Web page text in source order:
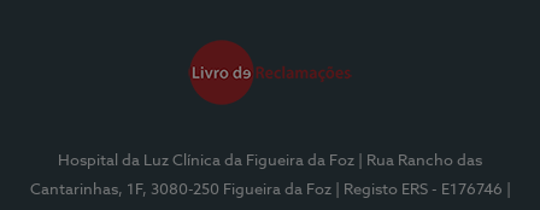
Hospital da Luz Clínica da Figueira da Foz
| Rua Rancho das
Cantarinhas, 1F, 3080-250 Figueira da Foz
| Registo ERS - E176746